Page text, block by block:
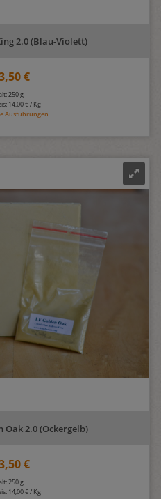
2.0 (Blau-Violett)
€
250 g
14,00 € / Kg
Ausführungen
Oak 2.0 (Ockergelb)
€
250 g
14,00 € / Kg